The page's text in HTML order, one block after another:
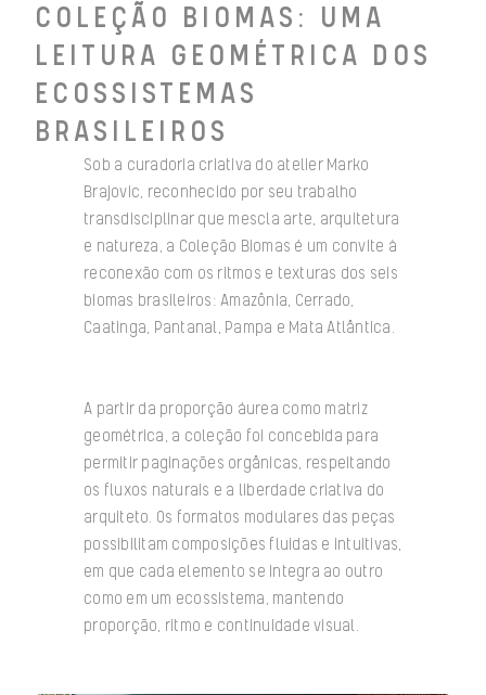
COLEÇÃO BIOMAS: UMA
LEITURA GEOMÉTRICA DOS
ECOSSISTEMAS
BRASILEIROS
Sob a curadoria criativa do atelier Marko
Brajovic, reconhecido por seu trabalho
transdisciplinar que mescla arte, arquitetura
e natureza, a Coleção Biomas é um convite à
reconexão com os ritmos e texturas dos seis
biomas brasileiros: Amazônia, Cerrado,
Caatinga, Pantanal, Pampa e Mata Atlântica.
A partir da proporção áurea como matriz
geométrica, a coleção foi concebida para
permitir paginações orgânicas, respeitando
os fluxos naturais e a liberdade criativa do
arquiteto. Os formatos modulares das peças
possibilitam composições fluidas e intuitivas,
em que cada elemento se integra ao outro
como em um ecossistema, mantendo
proporção, ritmo e continuidade visual.